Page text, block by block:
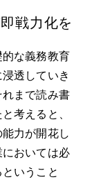
戦力化を
な義務教育
透していき
まで読み書
考えると、
力が開花し
おいては必
いうこと